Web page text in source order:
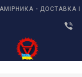
ДОСТАВКА